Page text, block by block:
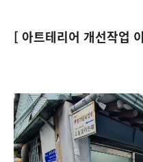
[ 아트테리어 개선작업